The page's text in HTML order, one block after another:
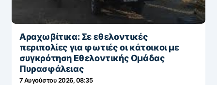
Αραχωβίτικα: Σε εθελοντικές
περιπολίες για φωτιές οι κάτοικοι με
συγκρότηση Εθελοντικής Ομάδας
Πυρασφάλειας
7 Αυγούστου 2026, 08:35